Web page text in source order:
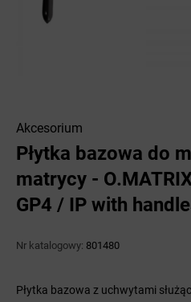
Akcesorium
Płytka bazowa do
matrycy -
GP4 / IP with
Nr katalogowy: 801480
Płytka bazowa z uchwytami